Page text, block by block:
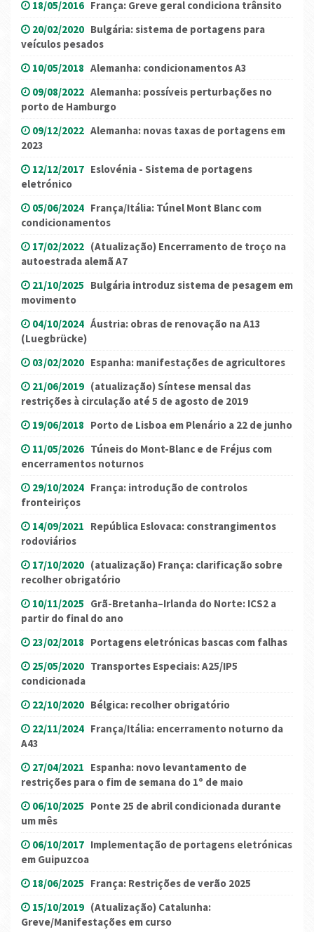
18/05/2016 França: Greve geral condiciona trânsito
20/02/2020 Bulgária: sistema de portagens para
veículos pesados
10/05/2018 Alemanha: condicionamentos A3
09/08/2022 Alemanha: possíveis perturbações no
porto de Hamburgo
09/12/2022 Alemanha: novas taxas de portagens em
2023
12/12/2017 Eslovénia - Sistema de portagens
eletrónico
05/06/2024 França/Itália: Túnel Mont Blanc com
condicionamentos
17/02/2022 (Atualização) Encerramento de troço na
autoestrada alemã A7
21/10/2025 Bulgária introduz sistema de pesagem em
movimento
04/10/2024 Áustria: obras de renovação na A13
(Luegbrücke)
03/02/2020 Espanha: manifestações de agricultores
21/06/2019 (atualização) Síntese mensal das
restrições à circulação até 5 de agosto de 2019
19/06/2018 Porto de Lisboa em Plenário a 22 de junho
11/05/2026 Túneis do Mont-Blanc e de Fréjus com
encerramentos noturnos
29/10/2024 França: introdução de controlos
fronteiriços
14/09/2021 República Eslovaca: constrangimentos
rodoviários
17/10/2020 (atualização) França: clarificação sobre
recolher obrigatório
10/11/2025 Grã-Bretanha–Irlanda do Norte: ICS2 a
partir do final do ano
23/02/2018 Portagens eletrónicas bascas com falhas
25/05/2020 Transportes Especiais: A25/IP5
condicionada
22/10/2020 Bélgica: recolher obrigatório
22/11/2024 França/Itália: encerramento noturno da
A43
27/04/2021 Espanha: novo levantamento de
restrições para o fim de semana do 1º de maio
06/10/2025 Ponte 25 de abril condicionada durante
um mês
06/10/2017 Implementação de portagens eletrónicas
em Guipuzcoa
18/06/2025 França: Restrições de verão 2025
15/10/2019 (Atualização) Catalunha:
Greve/Manifestações em curso